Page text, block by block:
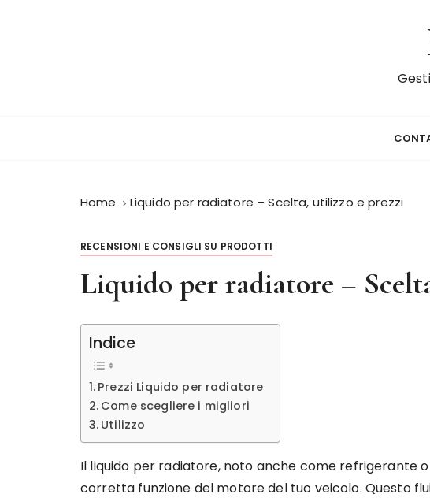
Home Liquido per radiatore – Scelta, utilizzo e prezzi
RECENSIONI E CONSIGLI SU PRODOTTI
Liquido per radiatore –
Indice
Prezzi Liquido per radiatore
Come scegliere i migliori
Utilizzo
Il liquido per radiatore, noto anche come refrigerante
corretta funzione del motore del tuo veicolo. Questo